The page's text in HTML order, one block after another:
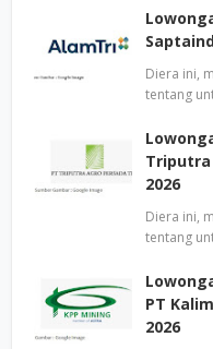
Diera ini,
tentang
Triputra
2026
Diera ini,
tentang
PT
2026